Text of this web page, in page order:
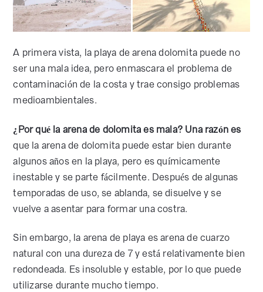
A primera vista, la playa de arena dolomita puede no
ser una mala idea, pero enmascara el problema de
contaminación de la costa y trae consigo problemas
medioambientales.
¿Por qué la arena de dolomita es mala? Una razón es
que la arena de dolomita puede estar bien durante
algunos años en la playa, pero es químicamente
inestable y se parte fácilmente. Después de algunas
temporadas de uso, se ablanda, se disuelve y se
vuelve a asentar para formar una costra.
Sin embargo, la arena de playa es arena de cuarzo
natural con una dureza de 7 y está relativamente bien
redondeada. Es insoluble y estable, por lo que puede
utilizarse durante mucho tiempo.